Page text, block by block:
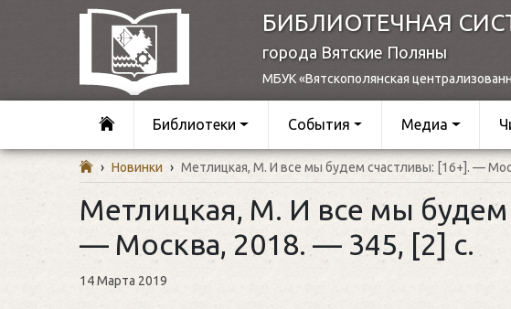
БИБЛИОТЕЧНАЯ
города Вятские Поляны
МБУК «Вятскополянская
Библиотеки События Медиа
› Новинки › Метлицкая, М. И все мы будем счастливы: [16+]. —
Метлицкая, М. И все мы будем
— Москва, 2018. — 345, [2] с.
14 Марта 2019